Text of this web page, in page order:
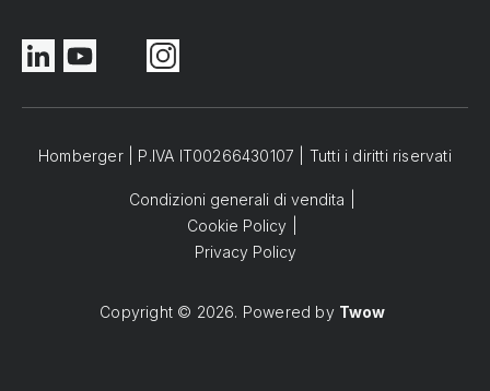
Homberger | P.IVA IT00266430107 | Tutti i diritti riservati
Condizioni generali di vendita
Cookie Policy
Privacy Policy
Copyright © 2026. Powered by Twow